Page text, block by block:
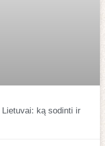
ką sodinti ir